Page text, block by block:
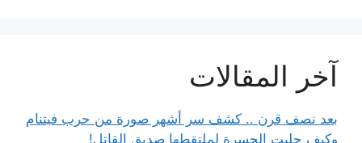
آخر المقالات
بعد نصف قرن .. كشف سر أشهر صورة من حرب فيتنام
وكيف جلبت الحسرة لملتقطها صديق القاتل!